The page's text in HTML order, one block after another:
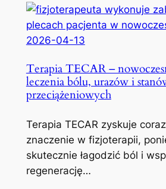
2026-04-13
Terapia TECAR –
leczenia bólu, urazów i
przeciążeniowych
Terapia TECAR zyskuje
znaczenie w fizjoterapii,
skutecznie łagodzić ból i
regenerację…